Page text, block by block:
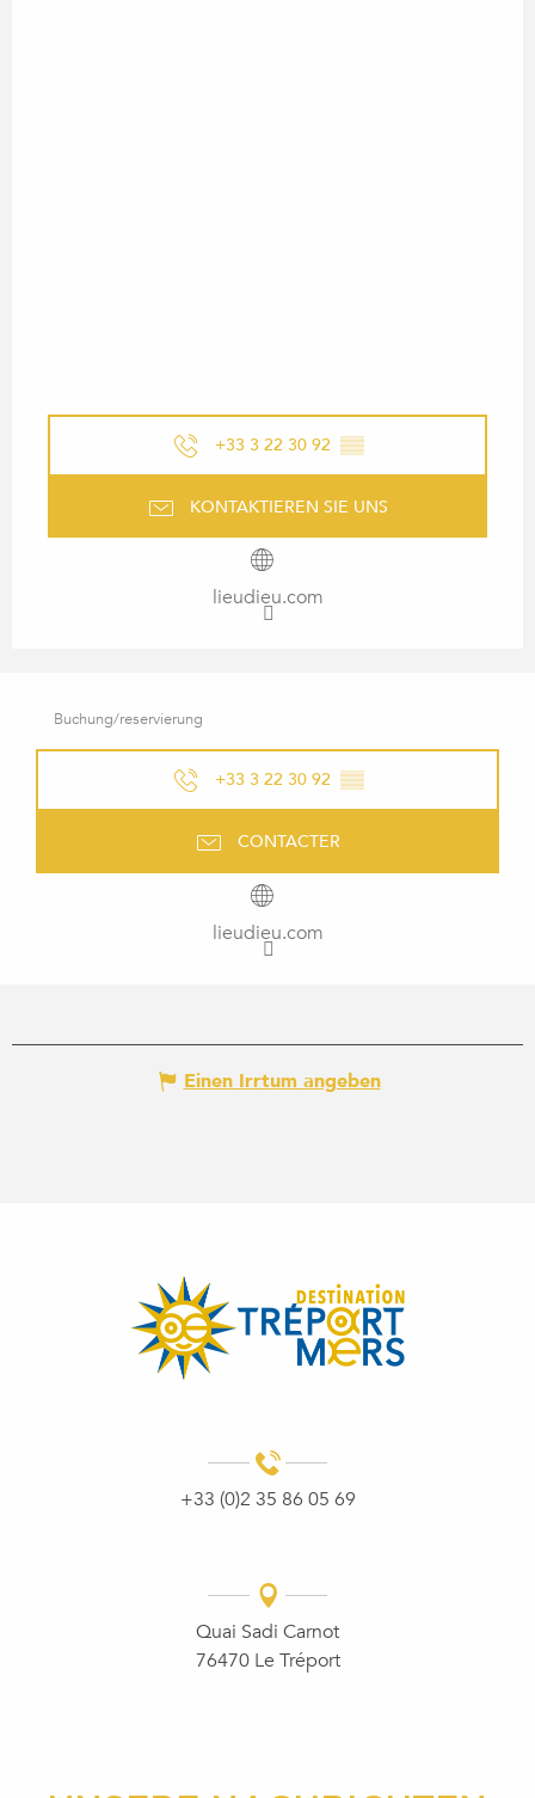
+33 3 22 30 92 ▒▒
KONTAKTIEREN SIE UNS
lieudieu.com
Buchung/reservierung
+33 3 22 30 92 ▒▒
CONTACTER
lieudieu.com
Einen Irrtum angeben
+33 (0)2 35 86 05 69
Quai Sadi Carnot
76470 Le Tréport